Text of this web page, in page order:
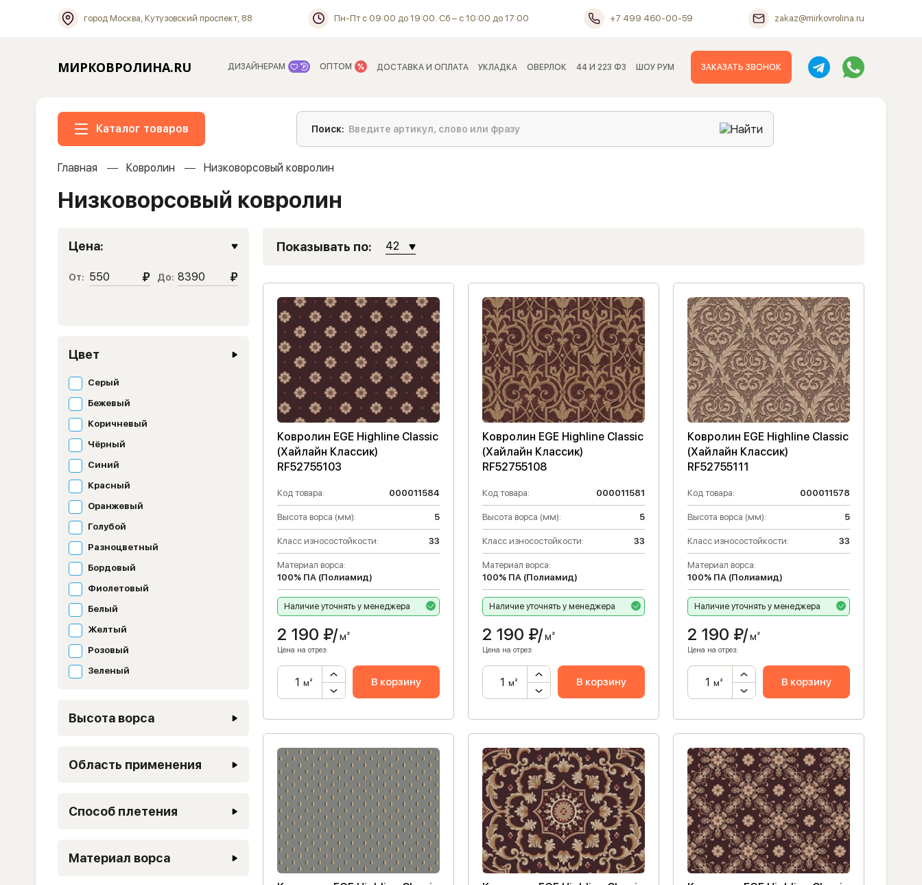
город Москва, Кутузовский проспект, 88 Пн-Пт с 09:00 до 19:00. Сб – с 10:00 до 17:00 +7 499 460-00-59 zakaz@mirkovrolina.ru
МИРКОВРОЛИНА.RU ДИЗАЙНЕРАМ ОПТОМ ДОСТАВКА И ОПЛАТА УКЛАДКА ОВЕРЛОК 44 И 223 ФЗ ШОУ РУМ ЗАКАЗАТЬ ЗВОНОК
Каталог товаров
Главная Ковролин Низковорсовый ковролин
Низковорсовый ковролин
Цена:
От: ₽ До: ₽
Цвет
Серый
Бежевый
Коричневый
Чёрный
Синий
Красный
Оранжевый
Голубой
Разноцветный
Бордовый
Фиолетовый
Белый
Желтый
Розовый
Зеленый
Высота ворса
Область применения
Способ плетения
Материал ворса
Показывать по: 42
Ковролин EGE Highline Classic
(Хайлайн Классик)
RF52755103
Код товара: 000011584
Высота ворса (мм): 5
Класс износостойкости: 33
Материал ворса:
100% ПА (Полиамид)
Наличие уточнять у менеджера
2 190 ₽/м²
Цена на отрез:
м² В корзину
Ковролин EGE Highline Classic
(Хайлайн Классик)
RF52755108
Код товара: 000011581
Высота ворса (мм): 5
Класс износостойкости: 33
Материал ворса:
100% ПА (Полиамид)
Наличие уточнять у менеджера
2 190 ₽/м²
Цена на отрез:
м² В корзину
Ковролин EGE Highline Classic
(Хайлайн Классик)
RF52755111
Код товара: 000011578
Высота ворса (мм): 5
Класс износостойкости: 33
Материал ворса:
100% ПА (Полиамид)
Наличие уточнять у менеджера
2 190 ₽/м²
Цена на отрез:
м² В корзину